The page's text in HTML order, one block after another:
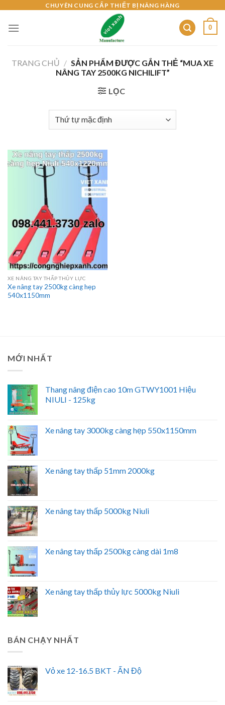
content
CHUYÊN CUNG CẤP THIẾT BỊ NÂNG HÀNG
0
TRANG CHỦ / SẢN PHẨM ĐƯỢC GẮN THẺ “MUA XE
NÂNG TAY 2500KG NICHILIFT”
LỌC
XE NÂNG TAY THẤP THỦY LỰC
Xe nâng tay 2500kg càng hẹp
540x1150mm
MỚI NHẤT
Thang nâng điện cao 10m GTWY1001 Hiệu
NIULI - 125kg
Xe nâng tay 3000kg càng hẹp 550x1150mm
Xe nâng tay thấp 51mm 2000kg
Xe nâng tay thấp 5000kg Niuli
Xe nâng tay thấp 2500kg càng dài 1m8
Xe nâng tay thấp thủy lực 5000kg Niuli
BÁN CHẠY NHẤT
Vỏ xe 12-16.5 BKT - ẤN Độ